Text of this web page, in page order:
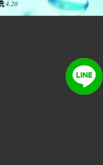
4.20